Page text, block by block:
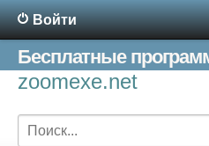
Войти
Бесплатные
zoomexe.net